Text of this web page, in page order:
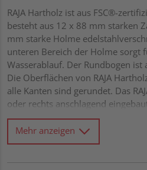
RAJA Hartholz ist aus FSC®-
besteht aus 12 x 88 mm starken
mm starke Holme
unteren Bereich der Holme sorgt
Wasserablauf. Der Rundbogen ist
Die Oberflächen von RAJA
alle Kanten sind gerundet. Das
oder rechts anschlagend
Beschlagsatz
Mehr anzeigen